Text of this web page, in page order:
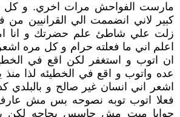
مارست الفواحش مرات اخري. و كل
كبير لاني انضممت الي القرانيين من
زلت علي شاطئ علم حضرتك و انا
اعلم اني ما فعلته حرام و كل مره
ان اتوب و استغفر لكن اقع في
عده واتوب و اقع في الخطيئه لذا منذ
اشعر اني انسان غير صالح و بالبلدي
فعلا اتوب توبه نصوحه بس مش
جوايا ميت مش حاسس بحاجه لكن